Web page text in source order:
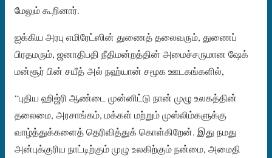
மேலும் கூறினார்.
ஐக்கிய அரபு எமிரேட்ஸின் துணைத் தலைவரும், துணைப்
பிரதமரும், ஜனாதிபதி நீதிமன்றத்தின் அமைச்சருமான ஷேக்
மன்சூர் பின் சயீத் அல் நஹ்யான் சமூக ஊடகங்களில்,
“புதிய ஹிஜ்ரி ஆண்டை முன்னிட்டு நான் முழு உலகத்தின்
தலைமை, அரசாங்கம், மக்கள் மற்றும் முஸ்லிம்களுக்கு
வாழ்த்துக்களைத் தெரிவித்துக் கொள்கிறேன். இது நமது
அன்புக்குரிய நாட்டிற்கும் முழு உலகிற்கும் நன்மை, அமைதி